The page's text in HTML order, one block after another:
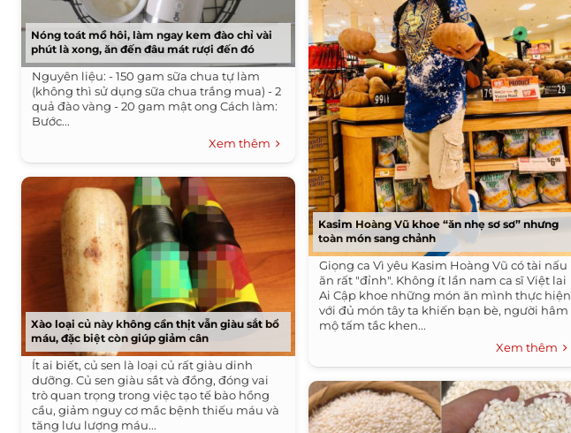
Nóng toát mồ hôi, làm ngay kem đào chỉ vài
phút là xong, ăn đến đâu mát rượi đến đó
Nguyên liệu: - 150 gam sữa chua tự làm
(không thì sử dụng sữa chua trắng mua) - 2
quả đào vàng - 20 gam mật ong Cách làm:
Bước...
Xem thêm
Xào loại củ này không cần thịt vẫn giàu sắt bổ
máu, đặc biệt còn giúp giảm cân
Ít ai biết, củ sen là loại củ rất giàu dinh
dưỡng. Củ sen giàu sắt và đồng, đóng vai
trò quan trọng trong việc tạo tế bào hồng
cầu, giảm nguy cơ mắc bệnh thiếu máu và
tăng lưu lượng máu...
Kasim Hoàng Vũ khoe “ăn nhẹ sơ sơ” nhưng
toàn món sang chảnh
Giọng ca Vì yêu Kasim Hoàng Vũ có tài nấu
ăn rất "đỉnh". Không ít lần nam ca sĩ Việt lai
Ai Cập khoe những món ăn mình thực hiện
với đủ món tây ta khiến bạn bè, người hâm
mộ tấm tắc khen...
Xem thêm